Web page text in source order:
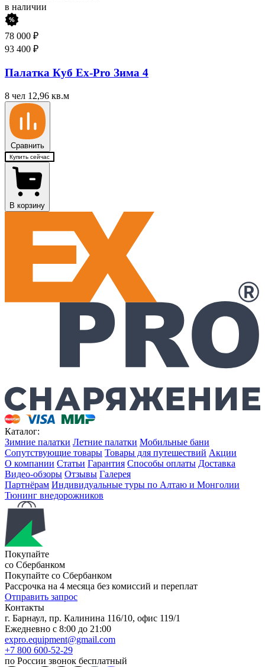
в наличии
78 000 ₽
93 400 ₽
Палатка Куб Ex-Pro Зима 4
8 чел 12,96 кв.м
Сравнить
Купить сейчас
В корзину
Каталог:
Зимние палатки Летние палатки Мобильные бани
Сопутствующие товары Товары для путешествий Акции
О компании Статьи Гарантия Способы оплаты Доставка
Видео-обзоры Отзывы Галерея
Партнёрам Индивидуальные туры по Алтаю и Монголии
Тюнинг внедорожников
Покупайте
со Сбербанком
Покупайте со Сбербанком
Рассрочка на 4 месяца без комиссий и переплат
Отправить запрос
Контакты
г. Барнаул, пр. Калинина 116/10, офис 119/1
Ежедневно с 8:00 до 21:00
expro.equipment@gmail.com
+7 800 600-52-29
по России звонок бесплатный